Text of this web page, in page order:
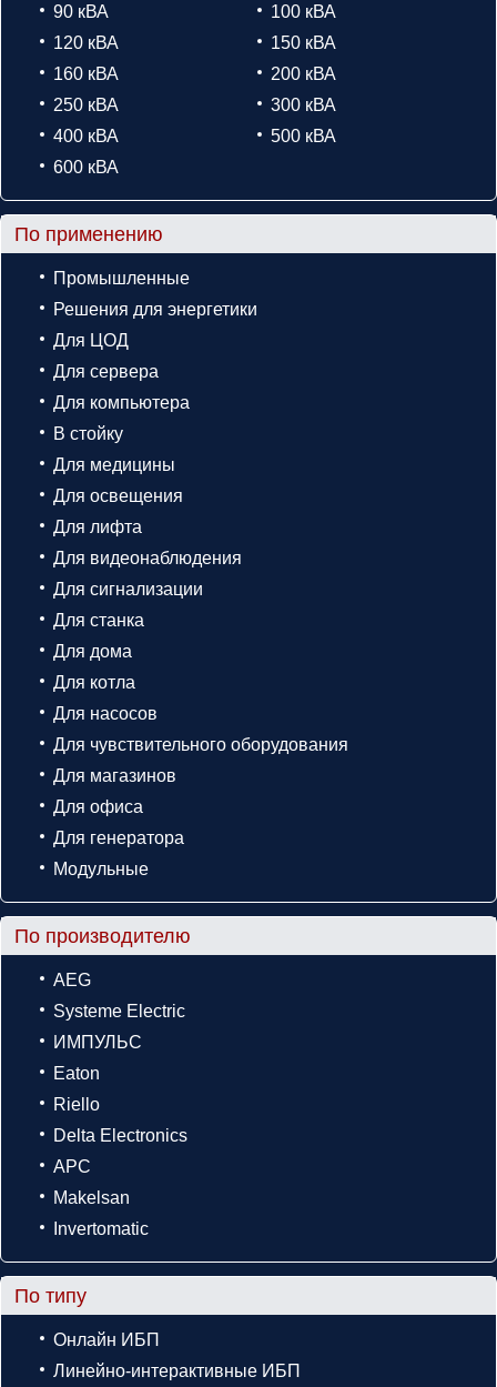
90 кВА
100 кВА
120 кВА
150 кВА
160 кВА
200 кВА
250 кВА
300 кВА
400 кВА
500 кВА
600 кВА
По применению
Промышленные
Решения для энергетики
Для ЦОД
Для сервера
Для компьютера
В стойку
Для медицины
Для освещения
Для лифта
Для видеонаблюдения
Для сигнализации
Для станка
Для дома
Для котла
Для насосов
Для чувствительного оборудования
Для магазинов
Для офиса
Для генератора
Модульные
По производителю
AEG
Systeme Electric
ИМПУЛЬС
Eaton
Riello
Delta Electronics
APC
Makelsan
Invertomatic
По типу
Онлайн ИБП
Линейно-интерактивные ИБП